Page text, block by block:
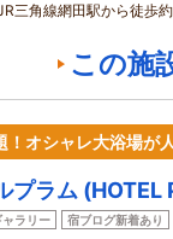
三角線網田駅から徒歩
この施
オシャレ大浴場が
プラム (HOTEL
ャラリー 宿ブログ新着あり